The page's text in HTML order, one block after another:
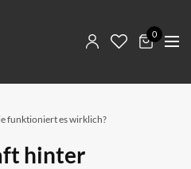
0
funktioniert es wirklich?
hinter